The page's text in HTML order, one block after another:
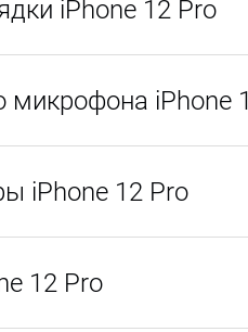
iPhone 12 Pro
микрофона iPhone
iPhone 12 Pro
12 Pro